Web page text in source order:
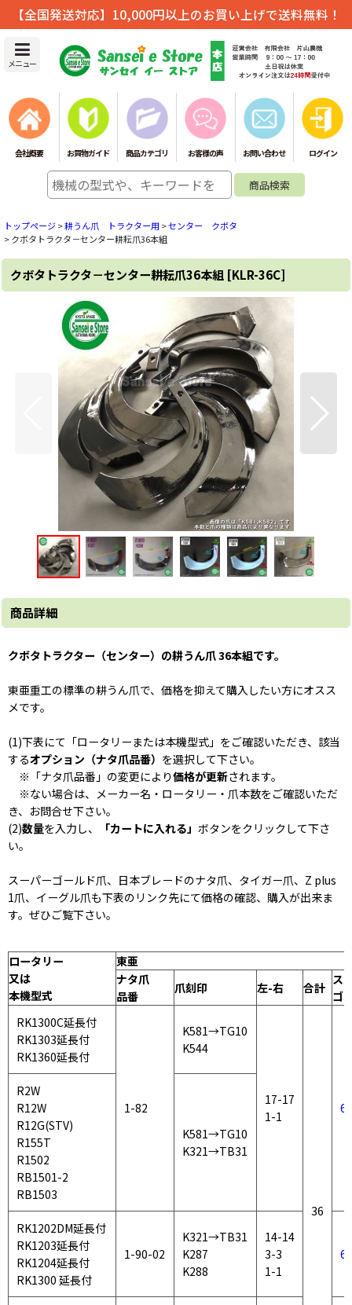
【全国発送対応】10,000円以上のお買い上げで送料無料！
メニュー
会社概要 お買物ガイド 商品カテゴリ お客様の声 お問い合わせ ログイン
トップページ>耕うん爪 トラクター用 >センター クボタ
>クボタトラクタ－センター耕耘爪36本組
クボタトラクタ－センター耕耘爪36本組 [KLR-36C]
商品詳細
クボタトラクター（センター）の耕うん爪 36本組です。
東亜重工の標準の耕うん爪で、価格を抑えて購入したい方にオスス
メです。
(1)下表にて「ロータリーまたは本機型式」をご確認いただき、該当
するオプション（ナタ爪品番） を選択して下さい。
※「ナタ爪品番」の変更により価格が更新されます。
※ない場合は、メーカー名・ロータリー・爪本数をご確認いただ
き、お問合せ下さい。
(2)数量を入力し、 「カートに入れる」 ボタンをクリックして下さ
い。
スーパーゴールド爪、日本ブレードのナタ爪、タイガー爪、Z plus
1爪、イーグル爪も下表のリンク先にて価格の確認、購入が出来ま
す。ぜひご覧下さい。
ロータリー
又は
本機型式
東亜
ナタ爪
品番
爪刻印 左-右 合計
ス
ゴ
RK1300C延長付
RK1303延長付
RK1360延長付
1-82
K581→TG10
K544
17-17
1-1
36
R2W
R12W
R12G(STV)
R155T
R1502
RB1501-2
RB1503
K581→TG10
K321→TB31
RK1202DM延長付
RK1203延長付
RK1204延長付
RK1300 延長付
1-90-02
K321→TB31
K287
K288
14-14
3-3
1-1